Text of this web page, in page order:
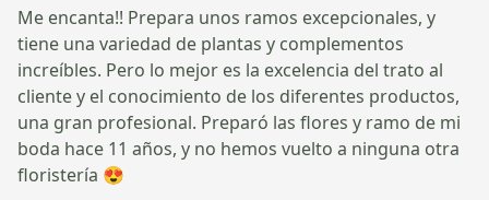
Me encanta!! Prepara unos ramos excepcionales, y
tiene una variedad de plantas y complementos
increíbles. Pero lo mejor es la excelencia del trato al
cliente y el conocimiento de los diferentes productos,
una gran profesional. Preparó las flores y ramo de mi
boda hace 11 años, y no hemos vuelto a ninguna otra
floristería 😍